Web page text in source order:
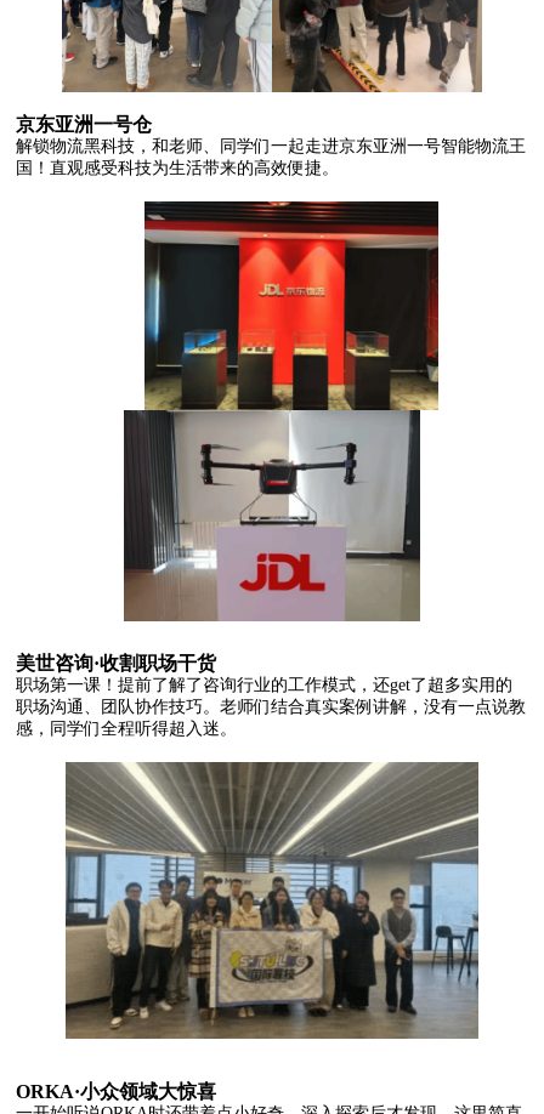
京东亚洲一号仓
解锁物流黑科技，和老师、同学们一起走进京东亚洲一号智能物流王
国！直观感受科技为生活带来的高效便捷。
美世咨询·收割职场干货
职场第一课！提前了解了咨询行业的工作模式，还get了超多实用的
职场沟通、团队协作技巧。老师们结合真实案例讲解，没有一点说教
感，同学们全程听得超入迷。
ORKA·小众领域大惊喜